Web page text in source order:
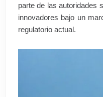
parte de las autoridades
innovadores bajo un
regulatorio actual.